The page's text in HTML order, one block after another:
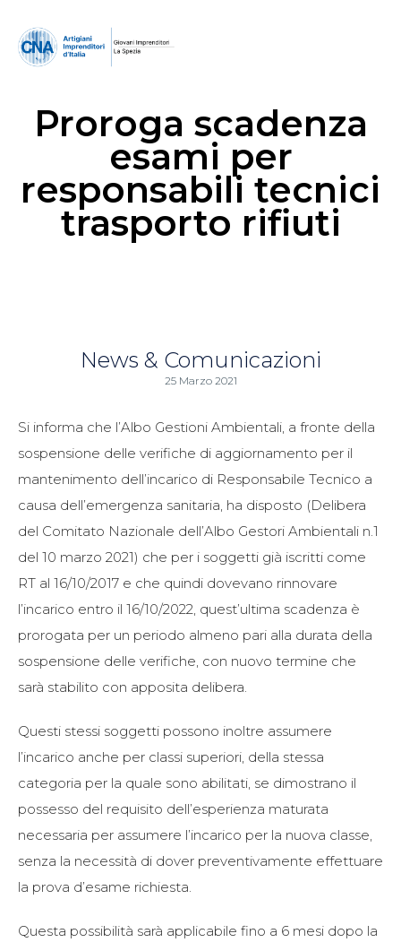
Proroga scadenza
esami per
responsabili tecnici
trasporto rifiuti
News & Comunicazioni
25 Marzo 2021
Si informa che l’Albo Gestioni Ambientali, a fronte della
sospensione delle verifiche di aggiornamento per il
mantenimento dell’incarico di Responsabile Tecnico a
causa dell’emergenza sanitaria, ha disposto (Delibera
del Comitato Nazionale dell’Albo Gestori Ambientali n.1
del 10 marzo 2021) che per i soggetti già iscritti come
RT al 16/10/2017 e che quindi dovevano rinnovare
l’incarico entro il 16/10/2022, quest’ultima scadenza è
prorogata per un periodo almeno pari alla durata della
sospensione delle verifiche, con nuovo termine che
sarà stabilito con apposita delibera.
Questi stessi soggetti possono inoltre assumere
l’incarico anche per classi superiori, della stessa
categoria per la quale sono abilitati, se dimostrano il
possesso del requisito dell’esperienza maturata
necessaria per assumere l’incarico per la nuova classe,
senza la necessità di dover preventivamente effettuare
la prova d’esame richiesta.
Questa possibilità sarà applicabile fino a 6 mesi dopo la